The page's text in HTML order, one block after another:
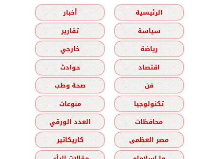
الرئيسية
أخبار
سياسة
تقارير
رياضة
خارجي
اقتصاد
حوادث
فن
صحة وطب
تكنولوجيا
منوعات
محافظات
العدد الورقي
مصر العظمى
كاريكاتير